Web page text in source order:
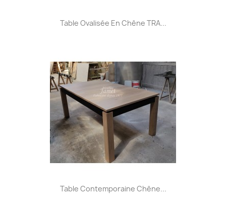
Table Ovalisée En Chêne TRA...
Table Contemporaine Chêne...